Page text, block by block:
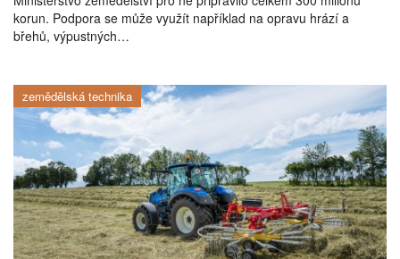
korun. Podpora se může využít například na opravu hrází a
břehů, výpustných…
zemědělská technika